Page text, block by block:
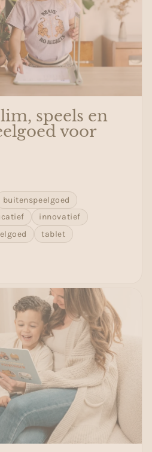
speels en
voor
buitenspeelgoed
innovatief
tablet